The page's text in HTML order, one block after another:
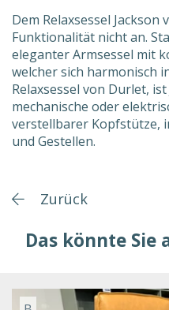
Dem Relaxsessel
Funktionalität nicht an.
eleganter Armsessel mit
welcher sich harmonisch
Relaxsessel von Durlet,
mechanische oder
verstellbarer Kopfstütze,
und Gestellen.
Zurück
Das könnte Sie